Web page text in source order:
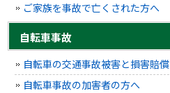
ご家族を事故で亡くされた方へ
自転車事故
自転車の交通事故被害と損害賠償
自転車事故の加害者の方へ